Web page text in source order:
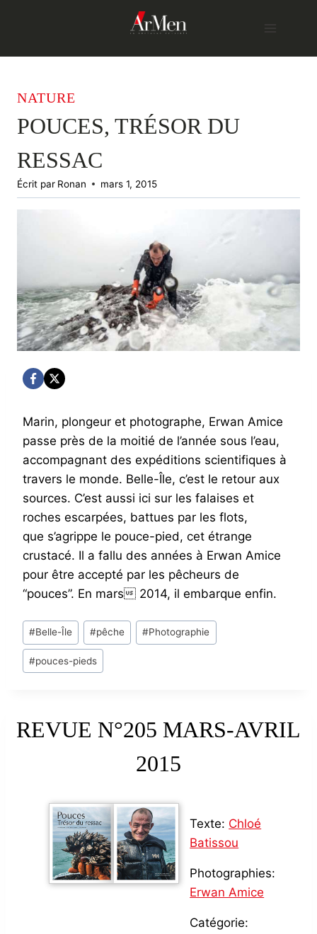
NATURE
POUCES, TRÉSOR DU
RESSAC
Écrit par Ronan mars 1, 2015
Marin, plongeur et photographe, Erwan Amice
passe près de la moitié de l’année sous l’eau,
accompagnant des expéditions scientifiques à
travers le monde. Belle-Île, c’est le retour aux
sources. C’est aussi ici sur les falaises et
roches escarpées, battues par les flots,
que s’agrippe le pouce-pied, cet étrange
crustacé. Il a fallu des années à Erwan Amice
pour être accepté par les pêcheurs de
“pouces”. En mars 2014, il embarque enfin.
Post
Tags:
#Belle-Île #pêche #Photographie
#pouces-pieds
REVUE N°205 MARS-AVRIL
2015
Texte: Chloé
Batissou
Photographies:
Erwan Amice
Catégorie: